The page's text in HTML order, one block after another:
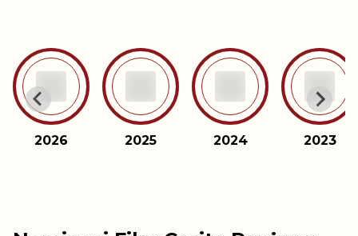
2026 2025 2024 2023